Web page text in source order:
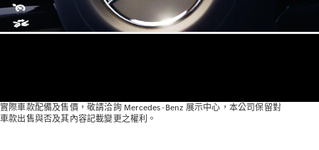
關車型
A-Class
Hatchback
預約賞車
尋找賓士授
實際車款配備及售價，敬請洽詢 Mercedes-Benz 展示中心，本公司保留對
車款出售與否及其內容記載變更之權利。